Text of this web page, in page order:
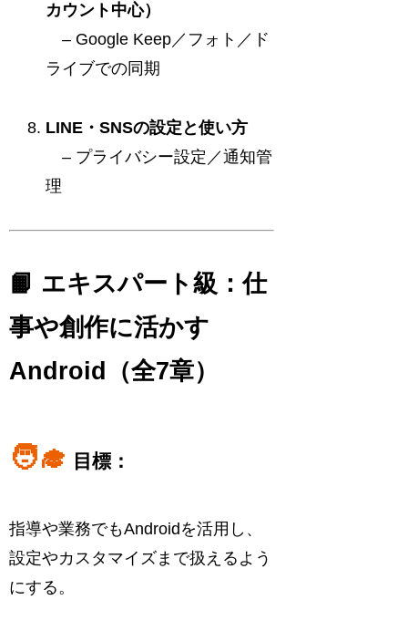
カウント中心）
– Google Keep／フォト／ド
ライブでの同期
LINE・SNSの設定と使い方
– プライバシー設定／通知管
理
📙 エキスパート級：仕
事や創作に活かす
Android（全7章）
🧑‍🎓 目標：
指導や業務でもAndroidを活用し、
設定やカスタマイズまで扱えるよう
にする。